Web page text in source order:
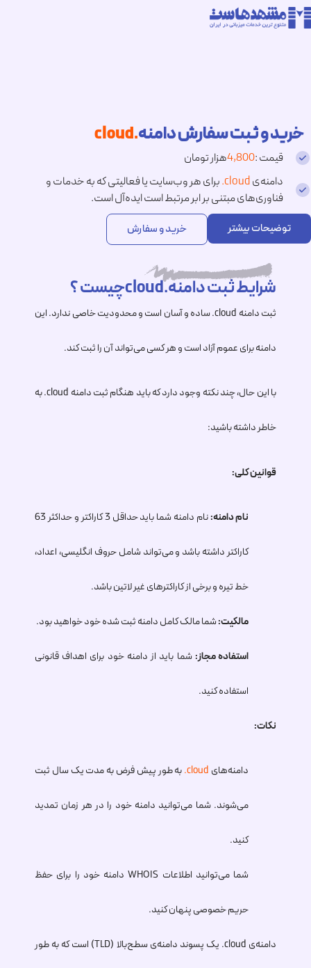
خرید و ثبت سفارش دامنه.cloud
قیمت :4,800هزار تومان
دامنه‌ی.cloudبرای هر وب‌سایت یا فعالیتی که به خدمات و
فناوری‌های مبتنی بر ابر مرتبط است ایده‌آل است.
توضیحات بیشتر خرید و سفارش
شرایط ثبت دامنه.cloudچیست ؟
ثبت دامنه .cloudساده و آسان است و محدودیت خاصی ندارد. این
دامنه برای عموم آزاد است و هر کسی می‌تواند آن را ثبت کند.
با این حال، چند نکته وجود دارد که باید هنگام ثبت دامنه .cloudبه
خاطر داشته باشید:
قوانین کلی:
نام دامنه: نام دامنه شما باید حداقل 3 کاراکتر و حداکثر 63
کاراکتر داشته باشد و می‌تواند شامل حروف انگلیسی، اعداد،
خط تیره و برخی از کاراکترهای غیر لاتین باشد.
مالکیت:شما مالک کامل دامنه ثبت شده خود خواهید بود.
استفاده مجاز: شما باید از دامنه خود برای اهداف قانونی
استفاده کنید.
نکات:
دامنه‌های .cloudبه طور پیش فرض به مدت یک سال ثبت
می‌شوند. شما می‌توانید دامنه خود را در هر زمان تمدید
کنید.
شما می‌توانید اطلاعات WHOIS دامنه خود را برای حفظ
حریم خصوصی پنهان کنید.
دامنه‌ی .cloud یک پسوند دامنه‌ی سطح‌بالا (TLD) است که به طور